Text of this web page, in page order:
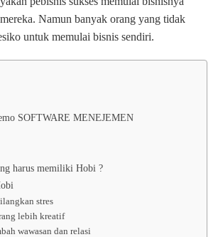
Namun banyak orang yang tidak
untuk memulai bisnis sendiri.
SOFTWARE MENEJEMEN
harus memiliki Hobi ?
stres
lebih kreatif
wawasan dan relasi